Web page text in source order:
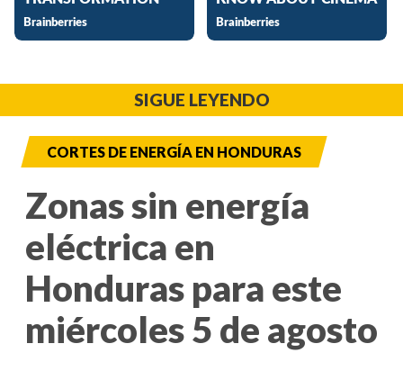
SIGUE LEYENDO
CORTES DE ENERGÍA EN HONDURAS
Zonas sin energía
eléctrica en
Honduras para este
miércoles 5 de agosto